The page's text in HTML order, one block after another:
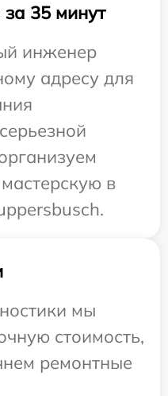
35 минут
инженер
адресу для
в
мы
стоимость,
ремонтные